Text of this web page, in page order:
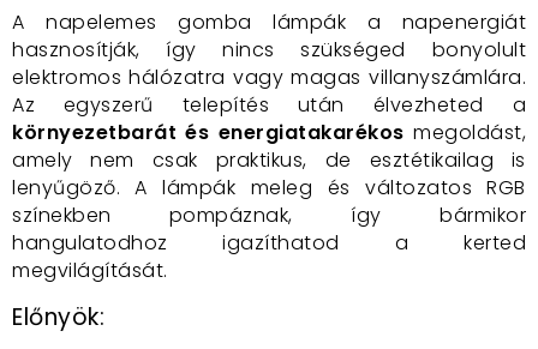
A napelemes gomba lámpák a napenergiát
hasznosítják, így nincs szükséged bonyolult
elektromos hálózatra vagy magas villanyszámlára.
Az egyszerű telepítés után élvezheted a
környezetbarát és energiatakarékos megoldást,
amely nem csak praktikus, de esztétikailag is
lenyűgöző. A lámpák meleg és változatos RGB
színekben pompáznak, így bármikor
hangulatodhoz igazíthatod a kerted
megvilágítását.
Előnyök: